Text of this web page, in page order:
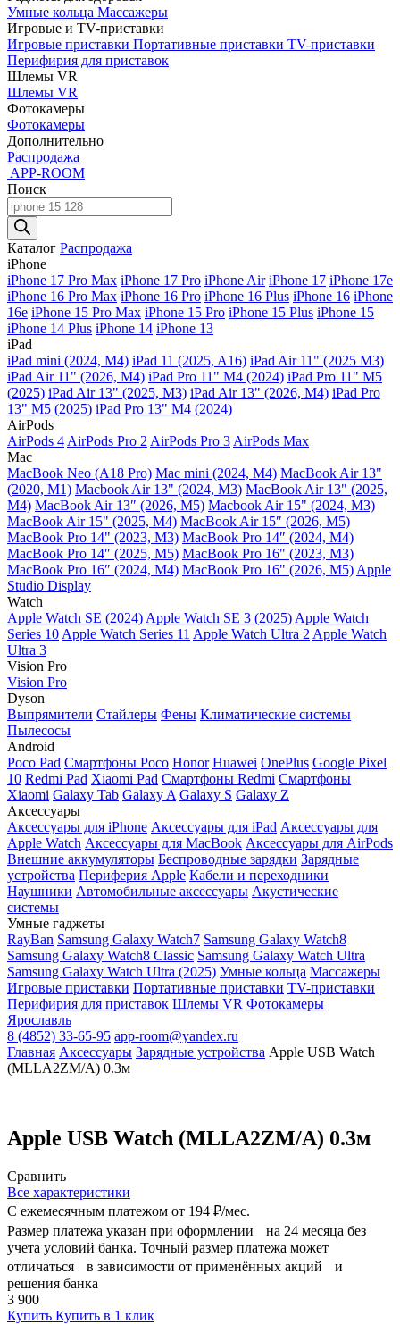
Умные кольца Массажеры
Игровые и TV-приставки
Игровые приставки Портативные приставки TV-приставки
Перифирия для приставок
Шлемы VR
Шлемы VR
Фотокамеры
Фотокамеры
Дополнительно
Распродажа
APP-ROOM
Поиск
Поиск
товаров
Каталог Распродажа
iPhone
iPhone 17 Pro Max iPhone 17 Pro iPhone Air iPhone 17 iPhone 17e
iPhone 16 Pro Max iPhone 16 Pro iPhone 16 Plus iPhone 16 iPhone
16e iPhone 15 Pro Max iPhone 15 Pro iPhone 15 Plus iPhone 15
iPhone 14 Plus iPhone 14 iPhone 13
iPad
iPad mini (2024, M4) iPad 11 (2025, A16) iPad Air 11" (2025 M3)
iPad Air 11" (2026, M4) iPad Pro 11" M4 (2024) iPad Pro 11" M5
(2025) iPad Air 13" (2025, M3) iPad Air 13" (2026, M4) iPad Pro
13" M5 (2025) iPad Pro 13" M4 (2024)
AirPods
AirPods 4 AirPods Pro 2 AirPods Pro 3 AirPods Max
Mac
MacBook Neo (A18 Pro) Mac mini (2024, M4) MacBook Air 13"
(2020, M1) Macbook Air 13" (2024, M3) MacBook Air 13" (2025,
M4) MacBook Air 13″ (2026, M5) Macbook Air 15" (2024, M3)
MacBook Air 15" (2025, M4) MacBook Air 15″ (2026, M5)
MacBook Pro 14" (2023, M3) MacBook Pro 14″ (2024, M4)
MacBook Pro 14″ (2025, M5) MacBook Pro 16" (2023, M3)
MacBook Pro 16″ (2024, M4) MacBook Pro 16" (2026, M5) Apple
Studio Display
Watch
Apple Watch SE (2024) Apple Watch SE 3 (2025) Apple Watch
Series 10 Apple Watch Series 11 Apple Watch Ultra 2 Apple Watch
Ultra 3
Vision Pro
Vision Pro
Dyson
Выпрямители Стайлеры Фены Климатические системы
Пылесосы
Android
Poco Pad Смартфоны Poco Honor Huawei OnePlus Google Pixel
10 Redmi Pad Xiaomi Pad Смартфоны Redmi Смартфоны
Xiaomi Galaxy Tab Galaxy A Galaxy S Galaxy Z
Аксессуары
Аксессуары для iPhone Аксессуары для iPad Аксессуары для
Apple Watch Аксессуары для MacBook Аксессуары для AirPods
Внешние аккумуляторы Беспроводные зарядки Зарядные
устройства Периферия Apple Кабели и переходники
Наушники Автомобильные аксессуары Акустические
системы
Умные гаджеты
RayBan Samsung Galaxy Watch7 Samsung Galaxy Watch8
Samsung Galaxy Watch8 Classic Samsung Galaxy Watch Ultra
Samsung Galaxy Watch Ultra (2025) Умные кольца Массажеры
Игровые приставки Портативные приставки TV-приставки
Перифирия для приставок Шлемы VR Фотокамеры
Ярославль
8 (4852) 33-65-95 app-room@yandex.ru
Главная Аксессуары Зарядные устройства Apple USB Watch
(MLLA2ZM/A) 0.3м
Apple USB Watch (MLLA2ZM/A) 0.3м
Сравнить
Все характеристики
С ежемесячным платежом от 194 ₽/мес.
Размер платежа указан при оформлении на 24 месяца без
учета условий банка. Точный размер платежа может
отличаться в зависимости от применённых акций и
решения банка
3 900
Купить Купить в 1 клик